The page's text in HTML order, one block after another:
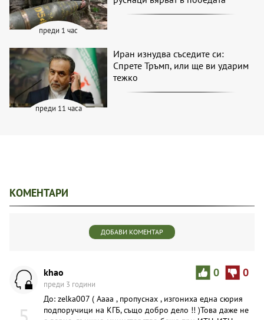
преди 1 час
преди 11 часа
Иран изнудва съседите си:
Спрете Тръмп, или ще ви ударим
тежко
КОМЕНТАРИ
ДОБАВИ КОМЕНТАР
0 0
khao
преди 3 години
До: zelka007 ( Аааа , пропуснах , изгониха една сюрия
подпоручици на КГБ, също добро дело !! )Това даже не